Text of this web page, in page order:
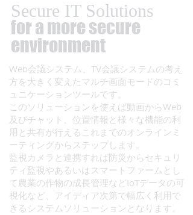
Secure IT Solutions
for a more secure
environment
Web会議システム、TV会議システムの考え
方を大きく変えたマルチ画面モードのコミ
ュニケーションツールです。​
このソリューションを使えば動画からWeb
及びチャット、位置情報と様々な機能の利
用と共有が行えるこれまでのオンラインミ
ーティングからステップします。​​
監視カメラと連携すれば防災からセキュリ
ティ監視やあるいはスマートファームとし
て農業の作物の成長管理などIoTデータの可
視化など、アイディア次第で幅広く利用で
きるシステムソリューションとなります。